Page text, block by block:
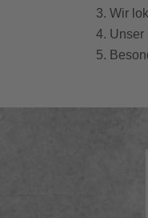
Wir
Unser